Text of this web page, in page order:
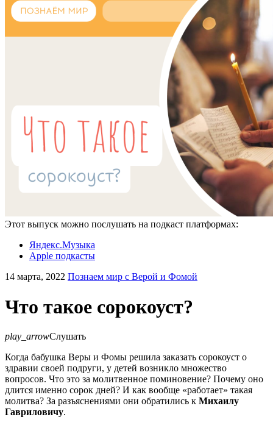
Этот выпуск можно послушать на подкаст платформах:
Яндекс.Музыка
Apple подкасты
14 марта, 2022 Познаем мир с Верой и Фомой
Что такое сорокоуст?
play_arrowСлушать
Когда бабушка Веры и Фомы решила заказать сорокоуст о
здравии своей подруги, у детей возникло множество
вопросов. Что это за молитвенное поминовение? Почему оно
длится именно сорок дней? И как вообще «работает» такая
молитва? За разъяснениями они обратились к Михаилу
Гавриловичу.